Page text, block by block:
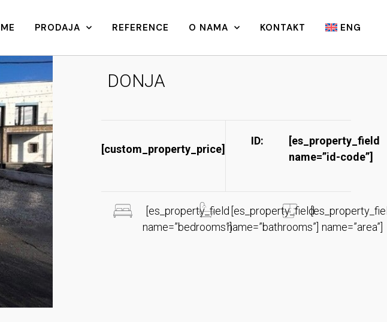
PRODAJA REFERENCE O NAMA KONTAKT ENG
DONJA
[custom_property_price]
ID:
[es_property_field
name=”id-code”]​
[es_property_field
name=”bedrooms”]
[es_property_field
name=”bathrooms”] name=”area”]